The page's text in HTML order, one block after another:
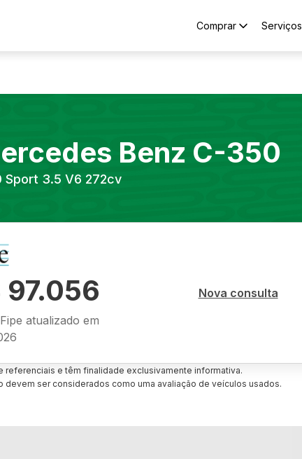
Comprar Serviços
Benz C-350
Sport 3.5 V6 272cv
97.056
atualizado em
Nova consulta
referenciais e têm finalidade exclusivamente informativa.
ser considerados como uma avaliação de veículos usados.